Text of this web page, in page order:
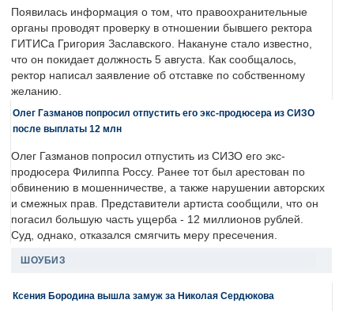
Появилась информация о том, что правоохранительные
органы проводят проверку в отношении бывшего ректора
ГИТИСа Григория Заславского. Накануне стало известно,
что он покидает должность 5 августа. Как сообщалось,
ректор написал заявление об отставке по собственному
желанию.
Олег Газманов попросил отпустить его экс-продюсера из СИЗО
после выплаты 12 млн
Олег Газманов попросил отпустить из СИЗО его экс-
продюсера Филиппа Россу. Ранее тот был арестован по
обвинению в мошенничестве, а также нарушении авторских
и смежных прав. Представители артиста сообщили, что он
погасил большую часть ущерба - 12 миллионов рублей.
Суд, однако, отказался смягчить меру пресечения.
ШОУБИЗ
Ксения Бородина вышла замуж за Николая Сердюкова